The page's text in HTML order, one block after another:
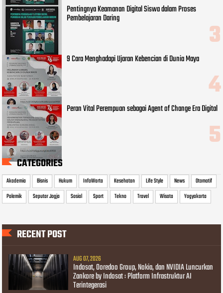
Pentingnya Keamanan Digital Siswa dalam Proses
Pembelajaran Daring
9 Cara Menghadapi Ujaran Kebencian di Dunia Maya
Peran Vital Perempuan sebagai Agent of Change Era Digital
CATEGORIES
Akademia Bisnis Hukum InfoWarta Kesehatan Life Style News
Otomotif
Polemik
Seputar Jogja Sosial Sport Tekno Travel Wisata Yogyakarta
RECENT POST
AUG 07, 2026
Indosat, Ooredoo Group, Nokia, dan NVIDIA Luncurkan
Zankore by Indosat : Platform Infrastruktur AI
Terintegerasi